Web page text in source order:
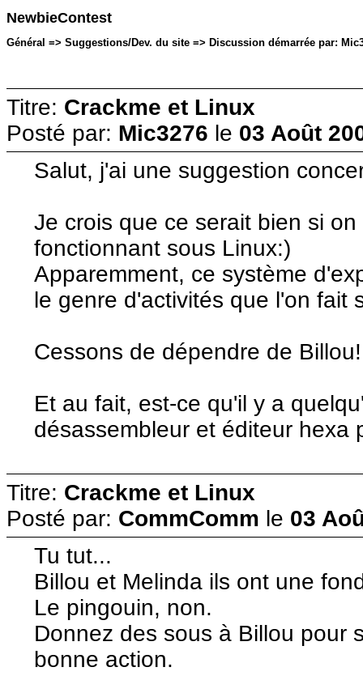
NewbieContest
Général => Suggestions/Dev. du site => Discussion démarrée par:
Titre: Crackme et Linux
Posté par: Mic3276 le 03 Août
Salut, j'ai une suggestion
Je crois que ce serait bien si
fonctionnant sous Linux:)
Apparemment, ce système
le genre d'activités que l'on fait
Cessons de dépendre de
Et au fait, est-ce qu'il y a
désassembleur et éditeur hexa
Titre: Crackme et Linux
Posté par: CommComm le 03
Tu tut...
Billou et Melinda ils ont une
Le pingouin, non.
Donnez des sous à Billou pour
bonne action.